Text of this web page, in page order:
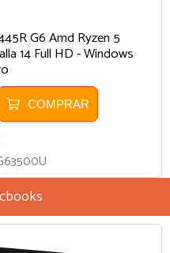
G6 Amd Ryzen 5
14 Full HD - Windows
COMPRAR